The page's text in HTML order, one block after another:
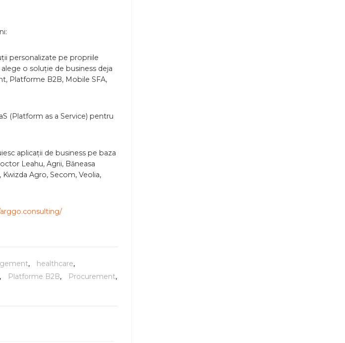
personalizate pe propriile
o soluție de business deja
Platforme B2B, Mobile SFA,
(Platform as a Service) pentru
aplicații de business pe baza
Leahu, Agrii, Băneasa
Agro, Secom, Veolia,
, healthcare,
, Platforme B2B, Procurement,